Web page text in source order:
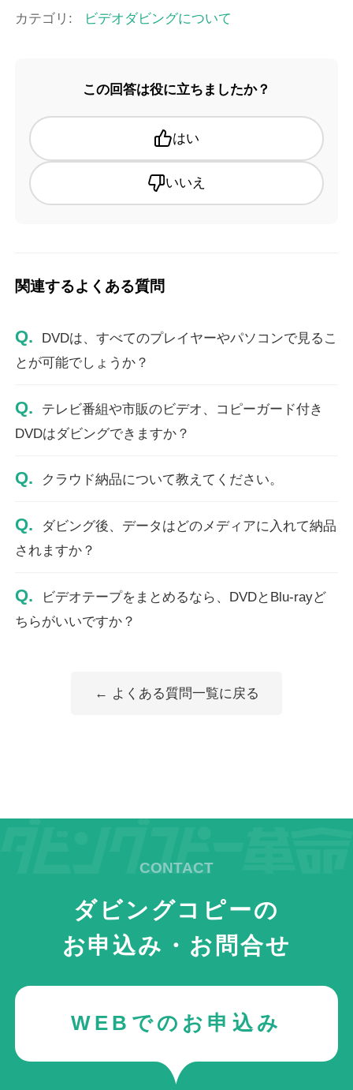
カテゴリ: ビデオダビングについて
この回答は役に立ちましたか？
はい
いいえ
関連するよくある質問
Q.
DVDは、すべてのプレイヤーやパソコンで見るこ
とが可能でしょうか？
Q.
テレビ番組や市販のビデオ、コピーガード付き
DVDはダビングできますか？
Q. クラウド納品について教えてください。
Q.
ダビング後、データはどのメディアに入れて納品
されますか？
Q.
ビデオテープをまとめるなら、DVDとBlu-rayど
ちらがいいですか？
← よくある質問一覧に戻る
ダビングコピーの
お申込み・お問合せ
WEBでのお申込み